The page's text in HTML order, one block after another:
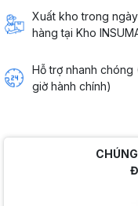
Xuất kho trong
hàng tại Kho
Hỗ trợ nhanh chóng
giờ hành chính)